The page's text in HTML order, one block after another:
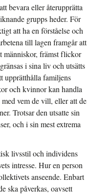
bevara eller återupprätta
grupps heder. För
att ha en förståelse och
till lagen framgår att
människor, främst flickor
i sina liv och utsätts
upprätthålla familjens
och kvinnor kan handla
vem de vill, eller att de
Trotsar den utsatte sin
och i sin mest extrema
livsstil och individens
intresse. Hur en person
anseende. Enbart
ska påverkas, oavsett